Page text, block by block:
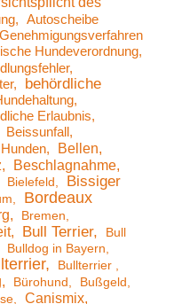
Autoscheibe
Hundeverordnung
behördliche
Erlaubnis
Beissunfall
Bellen
Beschlagnahme
Bielefeld
Bissiger
Bordeaux
Bremen
Bull Terrier
Bull
Bulldog in Bayern
Bullterrier
Bürohund Bußgeld
Canismix